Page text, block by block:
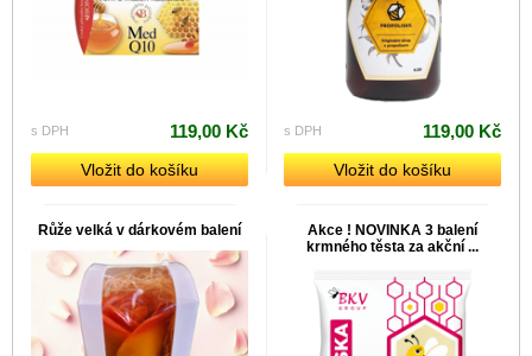
s DPH 119,00 Kč
Vložit do košíku
s DPH 119,00 Kč
Vložit do košíku
Růže velká v dárkovém balení
Akce ! NOVINKA 3 balení
krmného těsta za akční ...